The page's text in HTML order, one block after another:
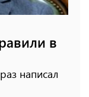
в
написал